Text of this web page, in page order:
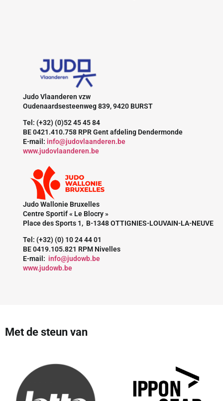
Judo Vlaanderen vzw
Oudenaardsesteenweg 839, 9420 BURST
Tel: (+32) (0)52 45 45 84
BE 0421.410.758 RPR Gent afdeling Dendermonde
E-mail: info@judovlaanderen.be
www.judovlaanderen.be
Judo Wallonie Bruxelles
Centre Sportif « Le Blocry »
Place des Sports 1, B-1348 OTTIGNIES-LOUVAIN-LA-NEUVE
Tel: (+32) (0) 10 24 44 01
BE 0419.105.821 RPM Nivelles
E-mail: info@judowb.be
www.judowb.be
Met de steun van